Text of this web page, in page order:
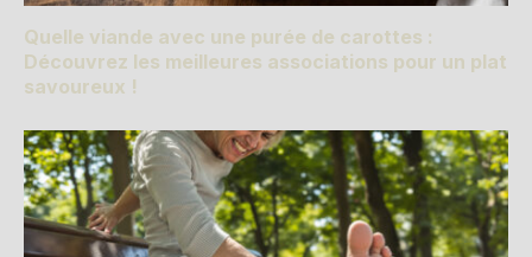
Quelle viande avec une purée de carottes :
Découvrez les meilleures associations pour un plat
savoureux !